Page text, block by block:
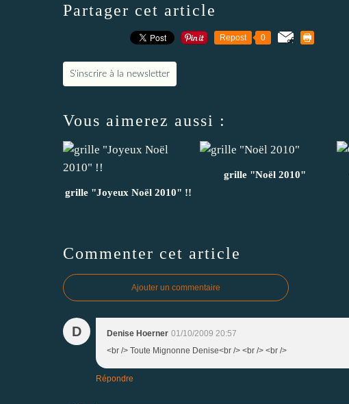
Partager cet article
Repost 0
S'inscrire à la newsletter
Vous aimerez aussi :
grille "Joyeux Noël 2010" !!
grille "Noël 2010"
Commenter cet article
Ajouter un commentaire
D Denise Hoerner 01/10/2009 20:57
<br /> Toute Mignonne Denise<br /> <br /> <br />
Répondre